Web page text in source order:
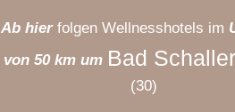
Ab hier folgen Wellnesshotels im
von 50 km um Bad
(30)